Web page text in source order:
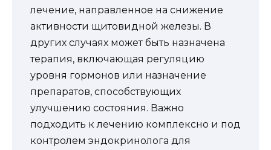
лечение, направленное на снижение
активности щитовидной железы. В
других случаях может быть назначена
терапия, включающая регуляцию
уровня гормонов или назначение
препаратов, способствующих
улучшению состояния. Важно
подходить к лечению комплексно и под
контролем эндокринолога для